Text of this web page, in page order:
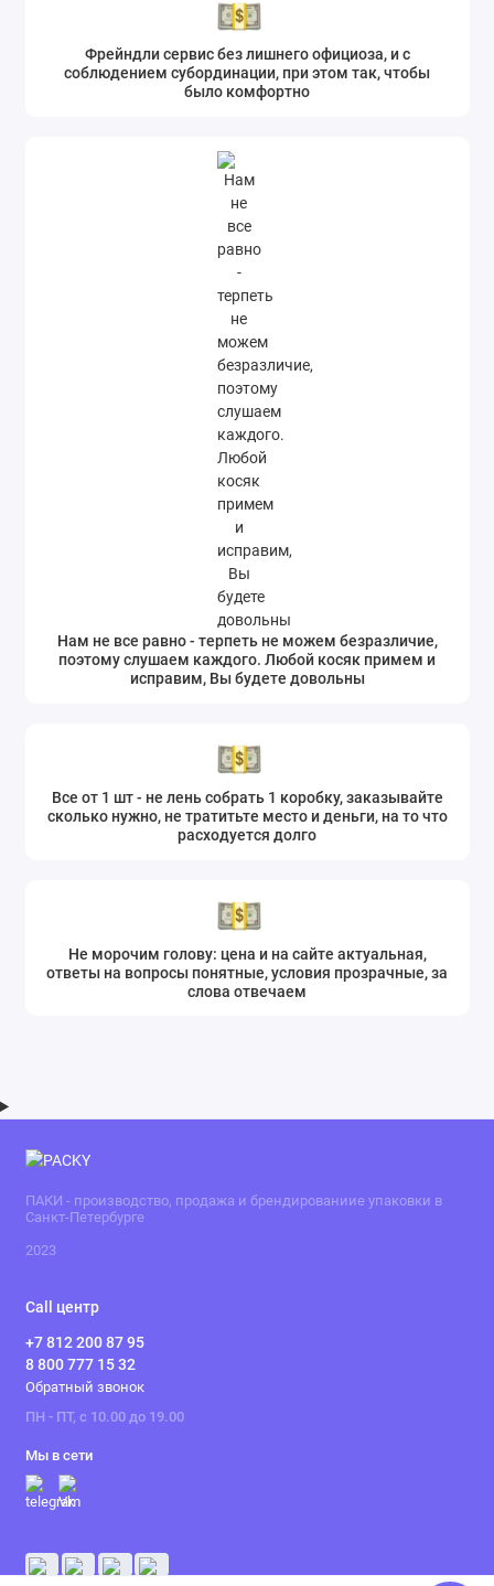
Фрейндли сервис без лишнего официоза, и с
соблюдением субординации, при этом так, чтобы
было комфортно
Нам не все равно - терпеть не можем безразличие,
поэтому слушаем каждого. Любой косяк примем и
исправим, Вы будете довольны
Все от 1 шт - не лень собрать 1 коробку, заказывайте
сколько нужно, не тратитьте место и деньги, на то что
расходуется долго
Не морочим голову: цена и на сайте актуальная,
ответы на вопросы понятные, условия прозрачные, за
слова отвечаем
ПАКИ - производство, продажа и брендированиие упаковки в
Санкт-Петербурге
2023
Call центр
+7 812 200 87 95
8 800 777 15 32
Обратный звонок
ПН - ПТ, с 10.00 до 19.00
Мы в сети